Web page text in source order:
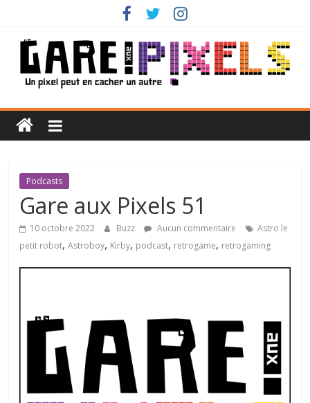
contenu
Gare
aux
Pixels
Un
pixel
peut
en
autre
Podcasts
Gare aux Pixels 51
10 octobre 2022 Buzz Aucun commentaire
Astro le
petit robot,Astroboy, Kirby, podcast, retrogame, retrogaming